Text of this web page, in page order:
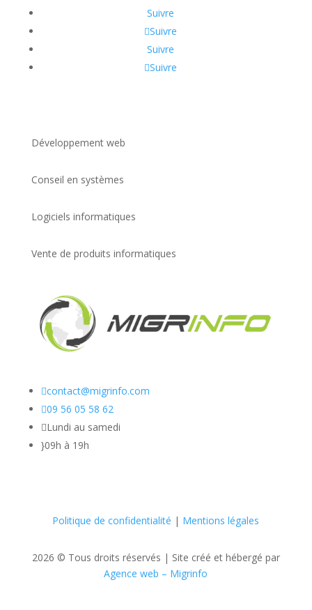
Suivre
Suivre
Suivre
Suivre
Développement web
Conseil en systèmes
Logiciels informatiques
Vente de produits informatiques
contact@migrinfo.com
09 56 05 58 62
Lundi au samedi
}09h à 19h
Politique de confidentialité | Mentions légales
2026 © Tous droits réservés | Site créé et hébergé par
Agence web – Migrinfo